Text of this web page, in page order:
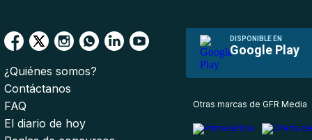
DISPONIBLE EN
Google Play
¿Quiénes somos?
Contáctanos
FAQ
El diario de hoy
Otras marcas de GFR Media